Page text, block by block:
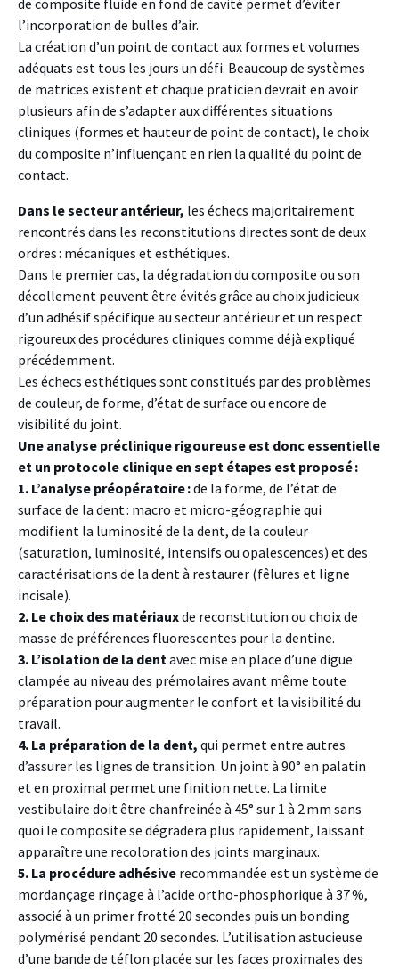
l’incorporation de bulles d’air.
La création d’un point de contact aux formes et volumes
adéquats est tous les jours un défi. Beaucoup de systèmes
de matrices existent et chaque praticien devrait en avoir
plusieurs afin de s’adapter aux différentes situations
cliniques (formes et hauteur de point de contact), le choix
du composite n’influençant en rien la qualité du point de
contact.
Dans le secteur antérieur, les échecs majoritairement
rencontrés dans les reconstitutions directes sont de deux
ordres : mécaniques et esthétiques.
Dans le premier cas, la dégradation du composite ou son
décollement peuvent être évités grâce au choix judicieux
d’un adhésif spécifique au secteur antérieur et un respect
rigoureux des procédures cliniques comme déjà expliqué
précédemment.
Les échecs esthétiques sont constitués par des problèmes
de couleur, de forme, d’état de surface ou encore de
visibilité du joint.
Une analyse préclinique rigoureuse est donc essentielle
et un protocole clinique en sept étapes est proposé :
1. L’analyse préopératoire :de la forme, de l’état de
surface de la dent : macro et micro-géographie qui
modifient la luminosité de la dent, de la couleur
(saturation, luminosité, intensifs ou opalescences) et des
caractérisations de la dent à restaurer (fêlures et ligne
incisale).
2. Le choix des matériauxde reconstitution ou choix de
masse de préférences fluorescentes pour la dentine.
3. L’isolation de la dent avec mise en place d’une digue
clampée au niveau des prémolaires avant même toute
préparation pour augmenter le confort et la visibilité du
travail.
4. La préparation de la dent, qui permet entre autres
d’assurer les lignes de transition. Un joint à 90° en palatin
et en proximal permet une finition nette. La limite
vestibulaire doit être chanfreinée à 45° sur 1 à 2 mm sans
quoi le composite se dégradera plus rapidement, laissant
apparaître une recoloration des joints marginaux.
5. La procédure adhésive recommandée est un système de
mordançage rinçage à l’acide ortho-phosphorique à 37 %,
associé à un primer frotté 20 secondes puis un bonding
polymérisé pendant 20 secondes. L’utilisation astucieuse
d’une bande de téflon placée sur les faces proximales des